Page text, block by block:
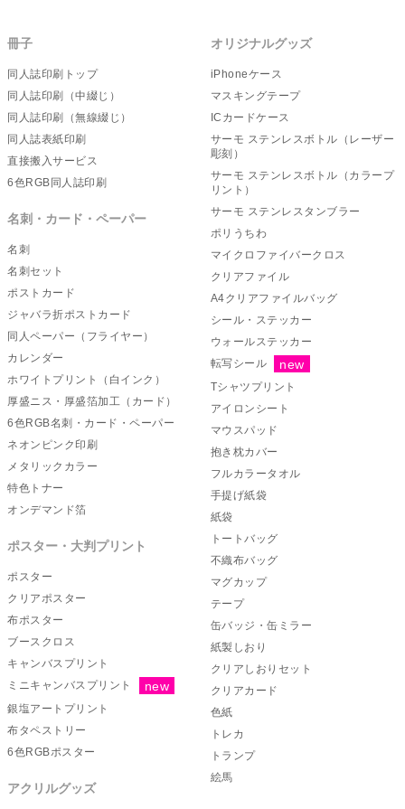
冊子
同人誌印刷トップ
同人誌印刷（中綴じ）
同人誌印刷（無線綴じ）
同人誌表紙印刷
直接搬入サービス
6色RGB同人誌印刷
名刺・カード・ペーパー
名刺
名刺セット
ポストカード
ジャバラ折ポストカード
同人ペーパー（フライヤー）
カレンダー
ホワイトプリント（白インク）
厚盛ニス・厚盛箔加工（カード）
6色RGB名刺・カード・ペーパー
ネオンピンク印刷
メタリックカラー
特色トナー
オンデマンド箔
ポスター・大判プリント
ポスター
クリアポスター
布ポスター
ブースクロス
キャンバスプリント
ミニキャンバスプリント
銀塩アートプリント
布タペストリー
6色RGBポスター
アクリルグッズ
オリジナルグッズ
iPhoneケース
マスキングテープ
ICカードケース
サーモ ステンレスボトル（レーザー
彫刻）
サーモ ステンレスボトル（カラープ
リント）
サーモ ステンレスタンブラー
ポリうちわ
マイクロファイバークロス
クリアファイル
A4クリアファイルバッグ
シール・ステッカー
ウォールステッカー
転写シール
Tシャツプリント
アイロンシート
マウスパッド
抱き枕カバー
フルカラータオル
手提げ紙袋
紙袋
トートバッグ
不織布バッグ
マグカップ
テープ
缶バッジ・缶ミラー
紙製しおり
クリアしおりセット
クリアカード
色紙
トレカ
トランプ
絵馬